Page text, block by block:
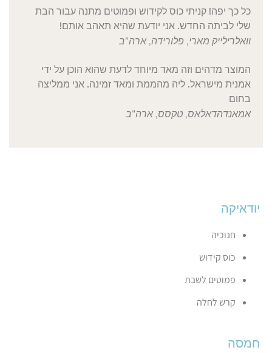
כל כך יפה! קניתי כוס לקידוש ופמוטים מתנה עבור הבת
שלי לביתה החדש. אני יודעת שהיא תאהב אותם!
וואלרילייק מארי, פלורידה, ארה"ב
המוצר מדהים וזה מאד מיוחד לדעת שהוא הוכן על ידי
אמנית מישראל. ליה מהממת ומאד זמינה. אני ממליצה
בחום
אמאנדהדאלאס, טקסס, ארה"ב
יודאיקה
חנוכיה
כוס קידוש
פמוטים לשבת
קרש לחלה
חמסה